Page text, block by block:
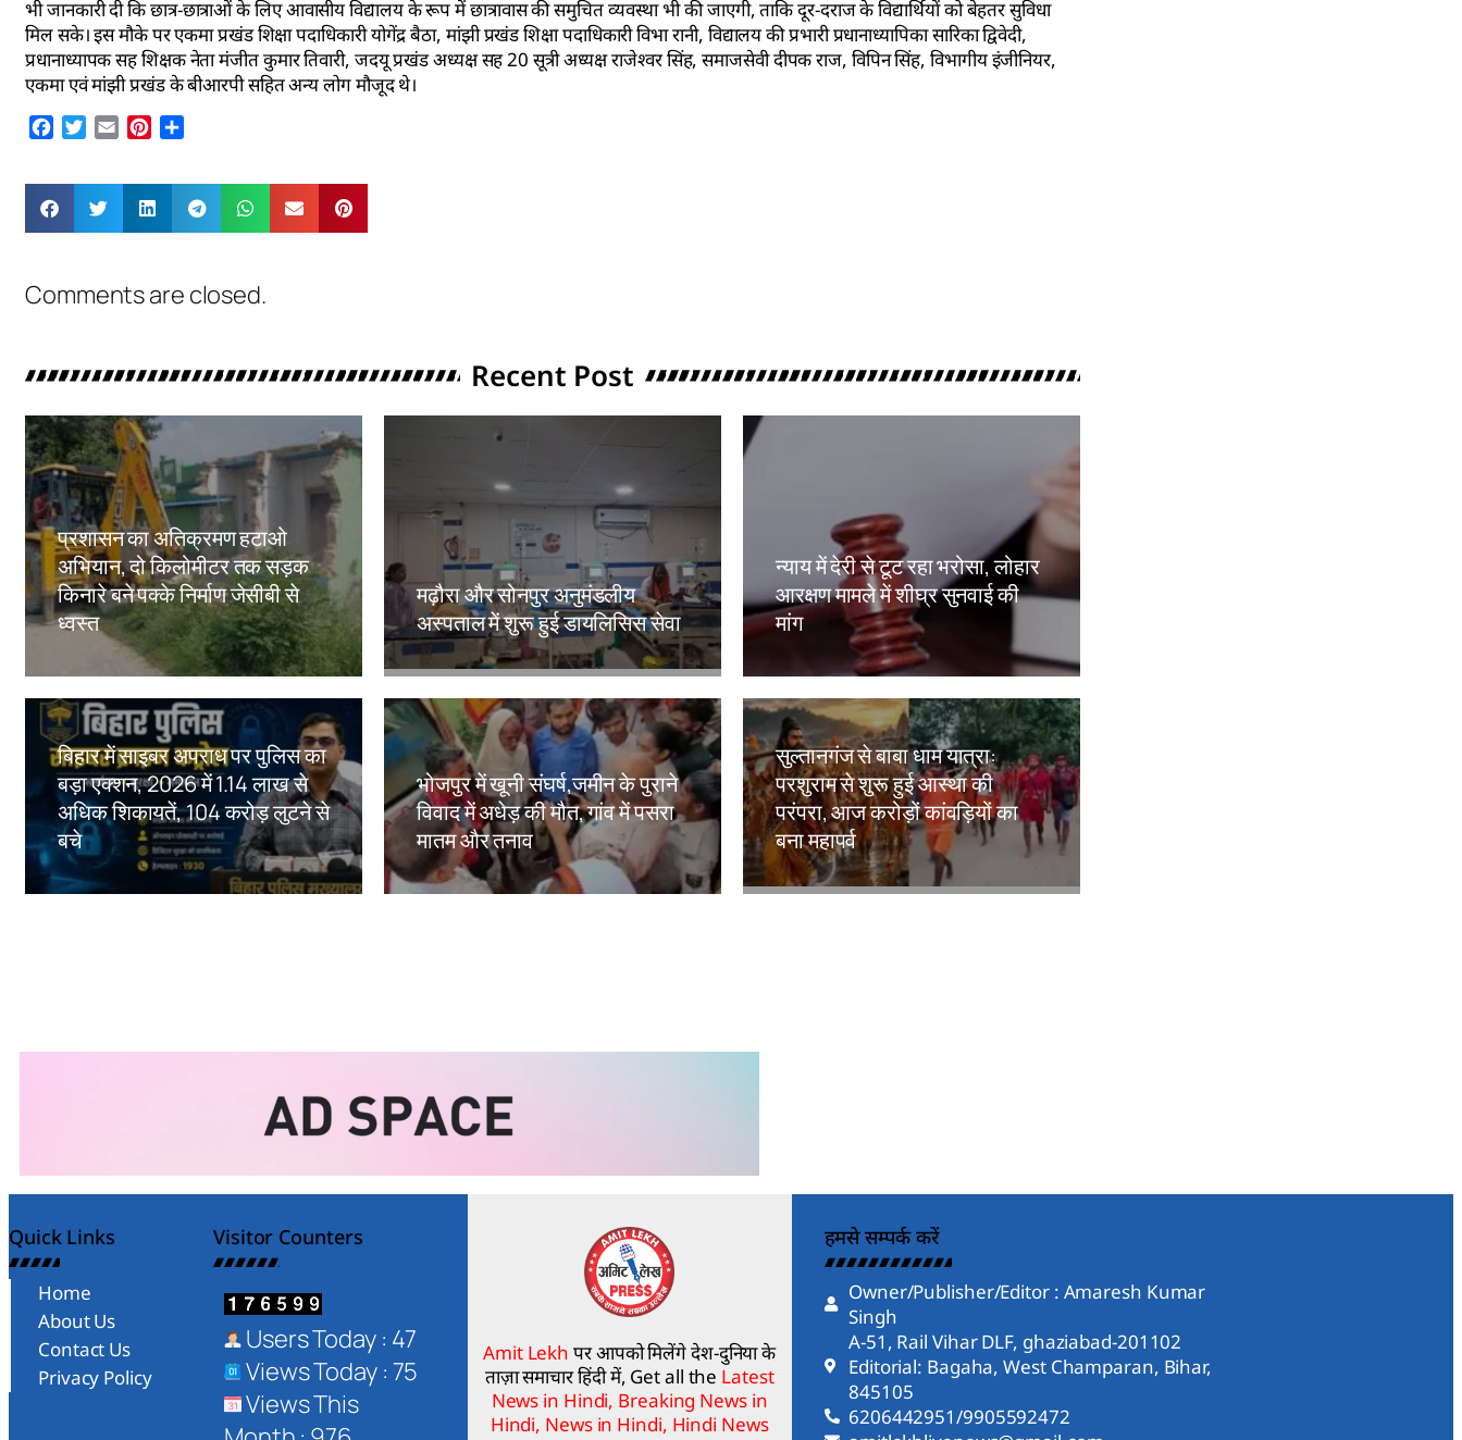
भी जानकारी दी कि छात्र-छात्राओं के लिए आवासीय विद्यालय के रूप में छात्रावास की समुचित व्यवस्था भी की जाएगी, ताकि दूर-दराज के विद्यार्थियों को बेहतर सुविधा
मिल सके। इस मौके पर एकमा प्रखंड शिक्षा पदाधिकारी योगेंद्र बैठा, मांझी प्रखंड शिक्षा पदाधिकारी विभा रानी, विद्यालय की प्रभारी प्रधानाध्यापिका सारिका द्विवेदी,
प्रधानाध्यापक सह शिक्षक नेता मंजीत कुमार तिवारी, जदयू प्रखंड अध्यक्ष सह 20 सूत्री अध्यक्ष राजेश्वर सिंह, समाजसेवी दीपक राज, विपिन सिंह, विभागीय इंजीनियर,
एकमा एवं मांझी प्रखंड के बीआरपी सहित अन्य लोग मौजूद थे।
Facebook
Twitter
Email Pinterest
Comments are closed.
Recent Post
प्रशासन का अतिक्रमण हटाओ
अभियान, दो किलोमीटर तक सड़क
किनारे बने पक्के निर्माण जेसीबी से
ध्वस्त
मढ़ौरा और सोनपुर अनुमंडलीय
अस्पताल में शुरू हुई डायलिसिस सेवा
Amit Lekh
न्याय में देरी से टूट रहा भरोसा, लोहार
आरक्षण मामले में शीघ्र सुनवाई की
मांग
Amit Lekh
बिहार में साइबर अपराध पर पुलिस का
बड़ा एक्शन, 2026 में 1.14 लाख से
अधिक शिकायतें, 104 करोड़ लुटने से
बचे
Amit Lekh
भोजपुर में खूनी संघर्ष,जमीन के पुराने
विवाद में अधेड़ की मौत, गांव में पसरा
मातम और तनाव
Amit Lekh
सुल्तानगंज से बाबा धाम यात्रा:
परशुराम से शुरू हुई आस्था की
परंपरा, आज करोड़ों कांवड़ियों का
बना महापर्व
Amit Lekh
Quick Links
Home
About Us
Contact Us
Privacy Policy
Visitor Counters
Users Today : 47
Views Today : 75
Views This
Amit Lekh पर आपको मिलेंगे देश-दुनिया के
ताज़ा समाचार हिंदी में, Get all the Latest
News in Hindi, Breaking News in
Hindi, News in Hindi, Hindi News
हमसे सम्पर्क करें
Owner/Publisher/Editor : Amaresh Kumar
Singh
A-51, Rail Vihar DLF, ghaziabad-201102
Editorial: Bagaha, West Champaran, Bihar,
845105
6206442951/9905592472